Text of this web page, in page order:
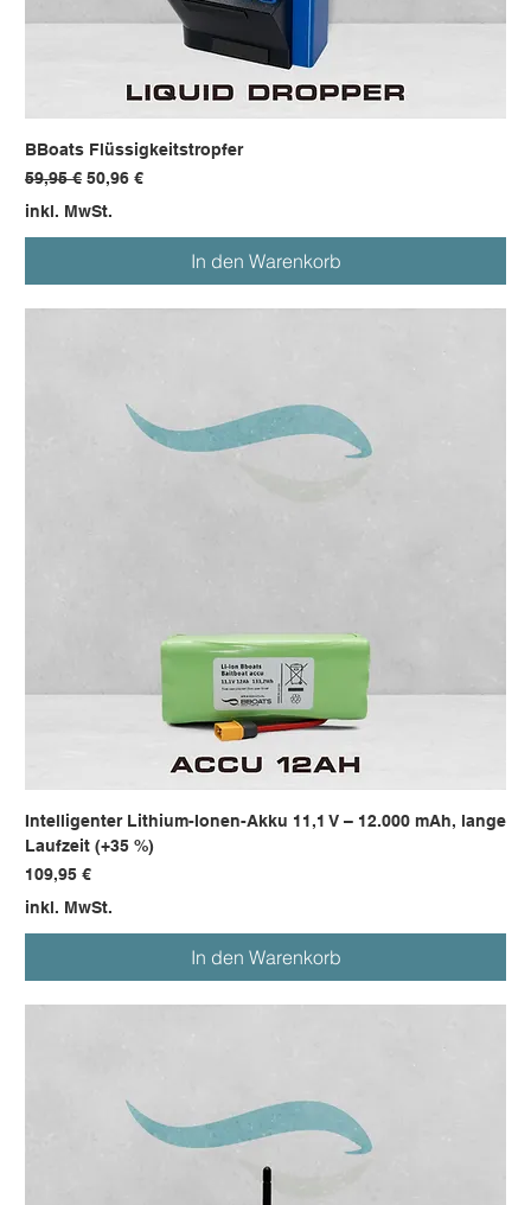
BBoats Flüssigkeitstropfer
Standardpreis
59,95 € Sale-Preis
50,96 €
inkl. MwSt.
In den Warenkorb
Intelligenter Lithium-Ionen-Akku 11,1 V – 12.000 mAh, lange
Laufzeit (+35 %)
Preis
109,95 €
inkl. MwSt.
In den Warenkorb